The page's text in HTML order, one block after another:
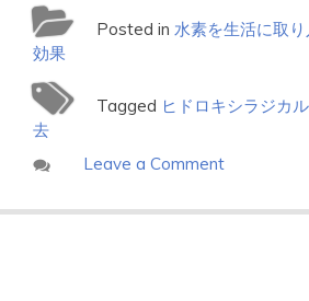
Posted in 水素を生活に取り
効果
Tagged ヒドロキシラジカル
去
Leave a Comment
水